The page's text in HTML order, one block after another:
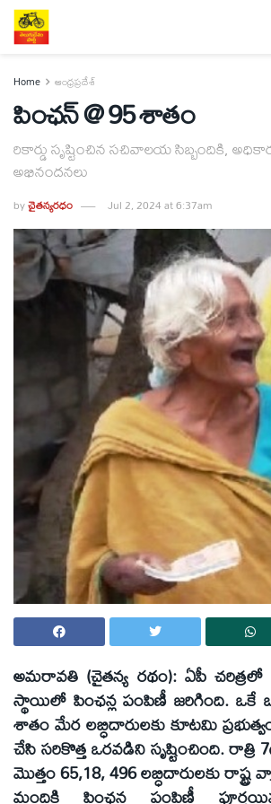
Home ఆంధ్రప్రదేశ్
పింఛన్‌ @ 95 శాతం
రికార్డు సృష్టించిన సచివాలయ సిబ్బందికి,
అభినందనలు
byచైతన్యరధం Jul 2, 2024 at 6:37am
అమరావతి (చైతన్య రథం): ఏపీ
స్థాయిలో పింఛన్ల పంపిణీ జరిగింది. ఒకే
శాతం మేర లబ్ధిదారులకు కూటమి
చేసి సరికొత్త ఒరవడిని సృష్టించింది.
మొత్తం 65,18, 496 లబ్ధిదారులకు రాష్ట్ర
మందికి పింఛన్ల పంపిణీ